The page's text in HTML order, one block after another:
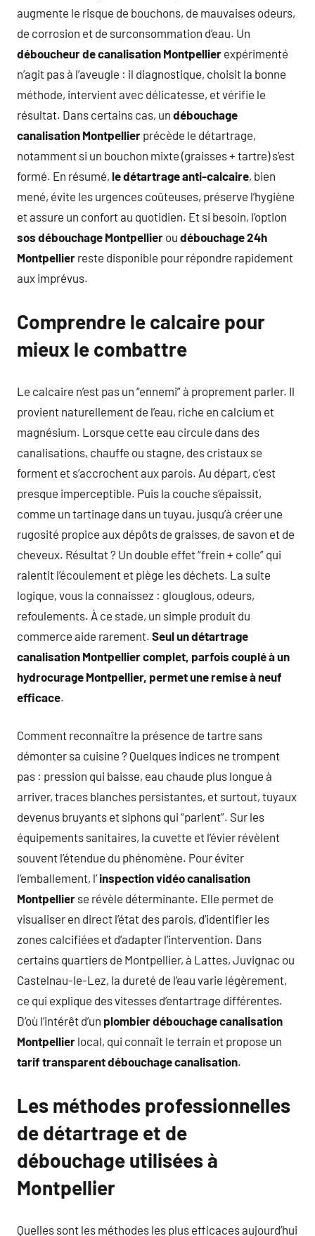
augmente le risque de bouchons, de mauvaises odeurs,
de corrosion et de surconsommation d’eau. Un
déboucheur de canalisation Montpellier expérimenté
n’agit pas à l’aveugle : il diagnostique, choisit la bonne
méthode, intervient avec délicatesse, et vérifie le
résultat. Dans certains cas, un débouchage
canalisation Montpellier précède le détartrage,
notamment si un bouchon mixte (graisses + tartre) s’est
formé. En résumé, le détartrage anti-calcaire, bien
mené, évite les urgences coûteuses, préserve l’hygiène
et assure un confort au quotidien. Et si besoin, l’option
sos débouchage Montpellier ou débouchage 24h
Montpellier reste disponible pour répondre rapidement
aux imprévus.
Comprendre le calcaire pour
mieux le combattre
Le calcaire n’est pas un “ennemi” à proprement parler. Il
provient naturellement de l’eau, riche en calcium et
magnésium. Lorsque cette eau circule dans des
canalisations, chauffe ou stagne, des cristaux se
forment et s’accrochent aux parois. Au départ, c’est
presque imperceptible. Puis la couche s’épaissit,
comme un tartinage dans un tuyau, jusqu’à créer une
rugosité propice aux dépôts de graisses, de savon et de
cheveux. Résultat ? Un double effet “frein + colle” qui
ralentit l’écoulement et piège les déchets. La suite
logique, vous la connaissez : glouglous, odeurs,
refoulements. À ce stade, un simple produit du
commerce aide rarement. Seul un détartrage
canalisation Montpellier complet, parfois couplé à un
hydrocurage Montpellier, permet une remise à neuf
efficace.
Comment reconnaître la présence de tartre sans
démonter sa cuisine ? Quelques indices ne trompent
pas : pression qui baisse, eau chaude plus longue à
arriver, traces blanches persistantes, et surtout, tuyaux
devenus bruyants et siphons qui “parlent”. Sur les
équipements sanitaires, la cuvette et l’évier révèlent
souvent l’étendue du phénomène. Pour éviter
l’emballement, l’inspection vidéo canalisation
Montpellier se révèle déterminante. Elle permet de
visualiser en direct l’état des parois, d’identifier les
zones calcifiées et d’adapter l’intervention. Dans
certains quartiers de Montpellier, à Lattes, Juvignac ou
Castelnau-le-Lez, la dureté de l’eau varie légèrement,
ce qui explique des vitesses d’entartrage différentes.
D’où l’intérêt d’un plombier débouchage canalisation
Montpellier local, qui connaît le terrain et propose un
tarif transparent débouchage canalisation.
Les méthodes professionnelles
de détartrage et de
débouchage utilisées à
Montpellier
Quelles sont les méthodes les plus efficaces aujourd’hui